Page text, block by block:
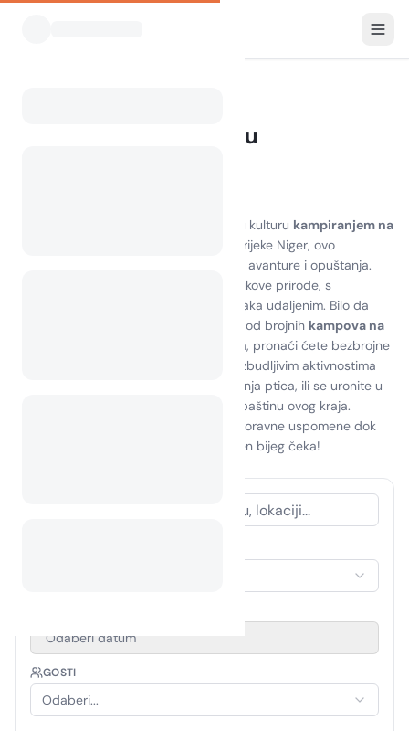
Kampiranje u Nigeru
Doživite zadivljujuće krajolike i živopisnu kulturu kampiranjem na
. Smješteno uz prekrasne obale rijeke Niger, ovo
odredište nudi jedinstvenu kombinaciju avanture i opuštanja.
Zamislite da se budite uz umirujuće zvukove prirode, s
netaknutim plažama svega nekoliko koraka udaljenim. Bilo da
odlučite postaviti svoj šator na jednom od brojnih kampova na
ili uživati u udobnosti glampinga, pronaći ćete bezbrojne
mogućnosti za istraživanje. Uživajte u uzbudljivim aktivnostima
poput ribolova, planinarenja i promatranja ptica, ili se uronite u
lokalne atrakcije koje prikazuju bogatu baštinu ovog kraja.
Prihvatite duh avanture i stvorite nezaboravne uspomene dok
—vaš savršen bijeg čeka!
Odaberi datum
GOSTI
Odaberi...